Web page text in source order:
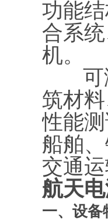
功能
合系
机。
可满
筑材
性能
船舶
交通
航天
一、设备